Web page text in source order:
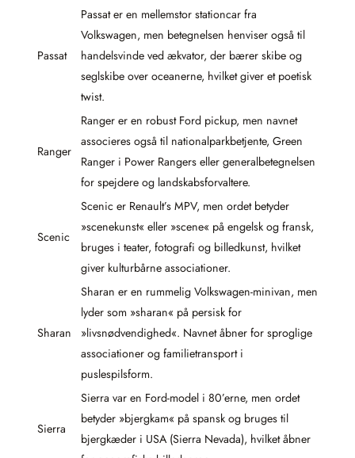
Passat
Passat er en mellemstor stationcar fra
Volkswagen, men betegnelsen henviser også til
handelsvinde ved ækvator, der bærer skibe og
seglskibe over oceanerne, hvilket giver et poetisk
twist.
Ranger
Ranger er en robust Ford pickup, men navnet
associeres også til nationalparkbetjente, Green
Ranger i Power Rangers eller generalbetegnelsen
for spejdere og landskabsforvaltere.
Scenic
Scenic er Renault’s MPV, men ordet betyder
»scenekunst« eller »scene« på engelsk og fransk,
bruges i teater, fotografi og billedkunst, hvilket
giver kulturbårne associationer.
Sharan
Sharan er en rummelig Volkswagen-minivan, men
lyder som »sharan« på persisk for
»livsnødvendighed«. Navnet åbner for sproglige
associationer og familietransport i
puslespilsform.
Sierra
Sierra var en Ford-model i 80’erne, men ordet
betyder »bjergkam« på spansk og bruges til
bjergkæder i USA (Sierra Nevada), hvilket åbner